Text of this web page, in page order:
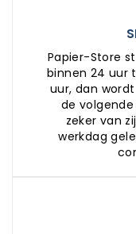
Papier-Store
binnen 24 uur
uur, dan
de
zeker van
werkdag